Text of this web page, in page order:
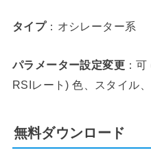
タイプ：オシレーター系
パラメーター設定変更 ：
RSIレート) 色、スタイル
無料ダウンロード